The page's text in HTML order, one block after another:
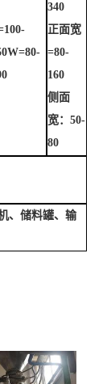
340
正面宽
=80-
160
侧面
宽：50-
80
、储料罐、输